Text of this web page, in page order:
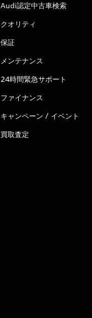
Audi認定中古車検索
クオリティ
保証
メンテナンス
24時間緊急サポート
ファイナンス
キャンペーン / イベント
買取査定